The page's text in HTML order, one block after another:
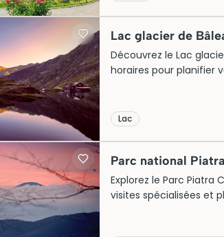
Lac glacier de
Découvrez le Lac
horaires pour planifier
Lac
Parc national
Explorez le Parc Piatra
visites spécialisées et